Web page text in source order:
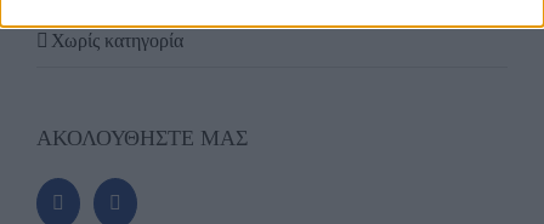
Χωρίς κατηγορία
ΑΚΟΛΟΥΘΗΣΤΕ ΜΑΣ